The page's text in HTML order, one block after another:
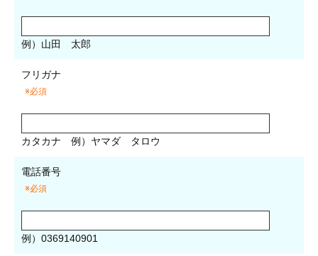
例）山田 太郎
フリガナ
※必須
カタカナ 例）ヤマダ タロウ
電話番号
※必須
例）0369140901